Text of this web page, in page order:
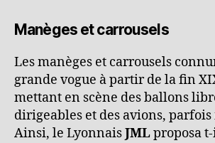
Manèges et carrousels
Les manèges et carrousels
grande vogue à partir de la fin
mettant en scène des ballons
dirigeables et des avions, parfois
Ainsi, le LyonnaisJMLproposa